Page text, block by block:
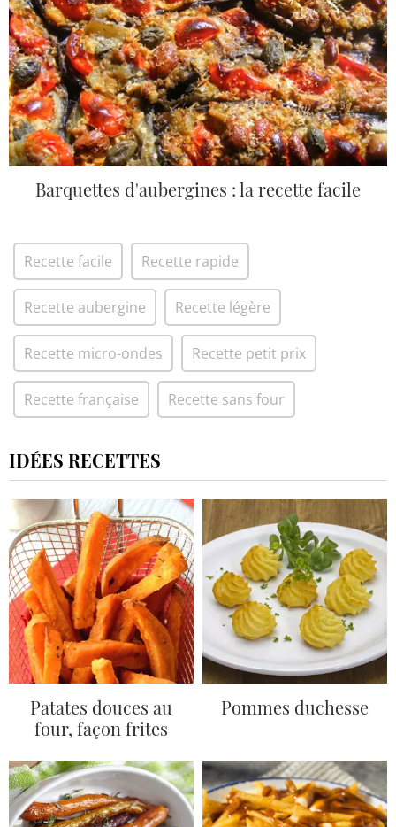
Barquettes d'aubergines : la recette facile
Recette facile Recette rapide
Recette aubergine Recette légère
Recette micro-ondes Recette petit prix
Recette française Recette sans four
IDÉES RECETTES
Patates douces au
four, façon frites
Pommes duchesse